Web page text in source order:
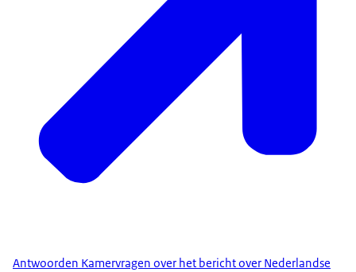
Antwoorden Kamervragen over het bericht over Nederlandse